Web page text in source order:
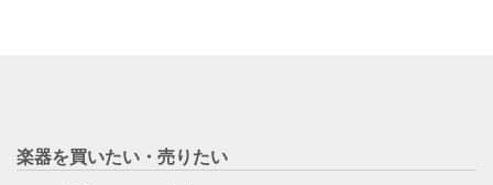
楽器を買いたい・売りたい